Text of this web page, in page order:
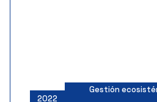
2022
Gestión